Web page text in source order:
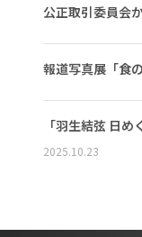
公正取引委員会
報道写真展「食
「羽生結弦 日
2025.10.23